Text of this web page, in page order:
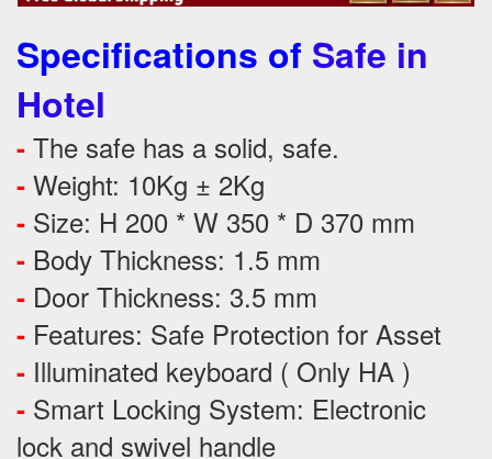
Specifications of Safe in
Hotel
- The safe has a solid, safe.
- Weight: 10Kg ± 2Kg
- Size: H 200 * W 350 * D 370 mm
- Body Thickness: 1.5 mm
- Door Thickness: 3.5 mm
- Features: Safe Protection for Asset
- Illuminated keyboard ( Only HA )
- Smart Locking System: Electronic
lock and swivel handle